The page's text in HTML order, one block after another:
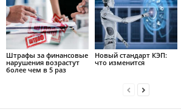
Штрафы за финансовые
нарушения возрастут
более чем в 5 раз
Новый стандарт КЭП:
что изменится